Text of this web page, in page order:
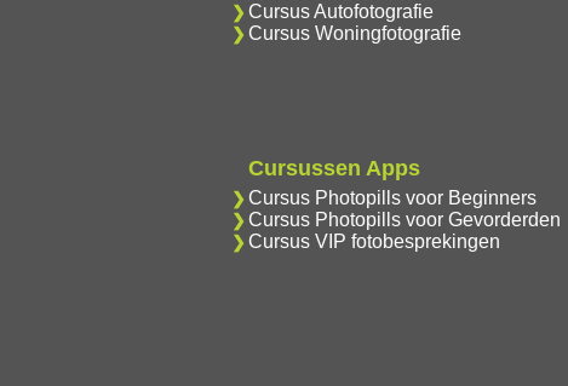
Cursus Autofotografie
Cursus Woningfotografie
Cursussen Apps
Cursus Photopills voor Beginners
Cursus Photopills voor Gevorderden
Cursus VIP fotobesprekingen